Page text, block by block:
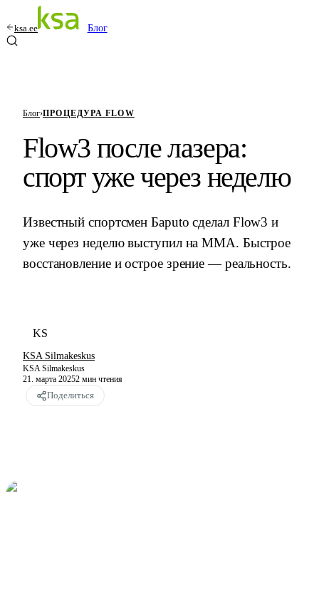
ksa.ee Блог
Блог›ПРОЦЕДУРА FLOW
Flow3 после лазера:
спорт уже через неделю
Известный спортсмен Барuto сделал Flow3 и
уже через неделю выступил на MMA. Быстрое
восстановление и острое зрение — реальность.
KS
KSA Silmakeskus
KSA Silmakeskus
21. марта 20252 мин чтения
Поделиться